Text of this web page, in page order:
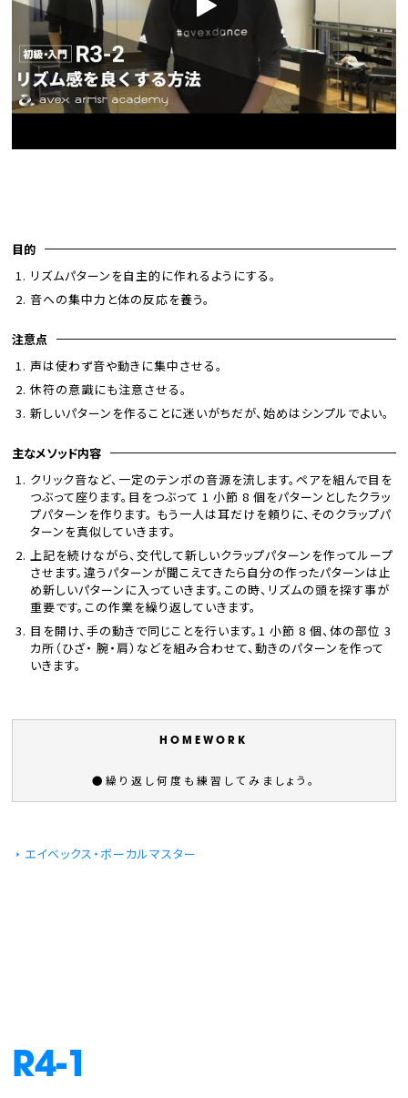
目的
リズムパターンを自主的に作れるようにする。
音への集中力と体の反応を養う。
注意点
声は使わず音や動きに集中させる。
休符の意識にも注意させる。
新しいパターンを作ることに迷いがちだが、始めはシンプルでよい。
主なメソッド内容
クリック音など、一定のテンポの音源を流します。ペアを組んで目を
つぶって座ります。目をつぶって 1 小節 8 個をパターンとしたクラッ
プパターンを作ります。 もう一人は耳だけを頼りに、そのクラップパ
ターンを真似していきます。
上記を続けながら、交代して新しいクラップパターンを作ってループ
させます。違うパターンが聞こえてきたら自分の作ったパターンは止
め新しいパターンに入っていきます。この時、リズムの頭を探す事が
重要です。この作業を繰り返していきます。
目を開け、手の動きで同じことを行います。1 小節 8 個、体の部位 3
カ所（ひざ・ 腕・肩）などを組み合わせて、動きのパターンを作って
いきます。
●繰り返し何度も練習してみましょう。
エイベックス・ボーカルマスター
R4-1